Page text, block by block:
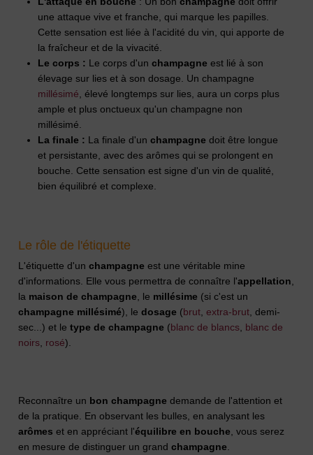
une attaque vive et franche, qui marque les papilles.
Cette sensation est liée à l'acidité du vin, qui apporte de
la fraîcheur et de la vivacité.
Le corps : Le corps d'unchampagne est lié à son
élevage sur lies et à son dosage. Un champagne
millésimé , élevé longtemps sur lies, aura un corps plus
ample et plus onctueux qu'un champagne non
millésimé.
La finale : La finale d'unchampagne doit être longue
et persistante, avec des arômes qui se prolongent en
bouche. Cette sensation est signe d'un vin de qualité,
bien équilibré et complexe.
Le rôle de l'étiquette
L'étiquette d'unchampagne est une véritable mine
d'informations. Elle vous permettra de connaître l'appellation
la maison de champagne , le millésime (si c'est un
champagne millésimé), ledosage (brut ,extra-brut , demi-
sec...) et le type de champagne (blanc de blancs blanc de
noirs rosé).
Reconnaître un bon champagne demande de l'attention et
de la pratique. En observant les bulles, en analysant les
arômes et en appréciant l'équilibre en bouche , vous serez
en mesure de distinguer un grandchampagne